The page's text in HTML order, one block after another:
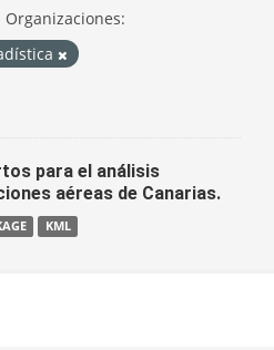
Organizaciones:
para el análisis
aéreas de Canarias.
KML